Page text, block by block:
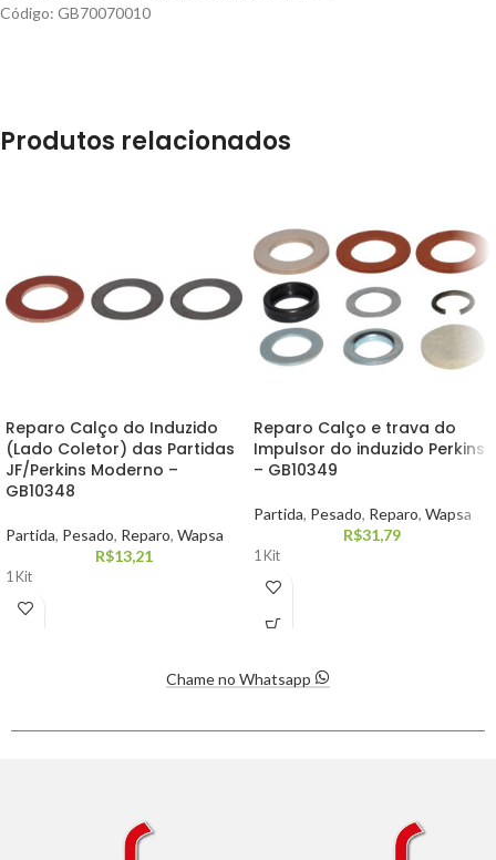
Código: GB70070010
Produtos relacionados
Reparo Calço do Induzido
(Lado Coletor) das Partidas
JF/Perkins Moderno –
GB10348
Partida, Pesado, Reparo, Wapsa
R$13,21
1 Kit
Reparo Calço e trava do
Impulsor do induzido Perkins
– GB10349
Partida, Pesado, Reparo, Wapsa
R$31,79
1 Kit
Chame no Whatsapp